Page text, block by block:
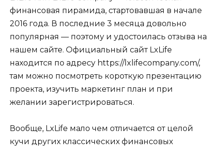
финансовая пирамида, стартовавшая в начале
2016 года. В последние 3 месяца довольно
популярная — поэтому и удостоилась отзыва на
нашем сайте. Официальный сайт LxLife
находится по адресу https://lxlifecompany.com/,
там можно посмотреть короткую презентацию
проекта, изучить маркетинг план и при
желании зарегистрироваться.
Вообще, LxLife мало чем отличается от целой
кучи других классических финансовых